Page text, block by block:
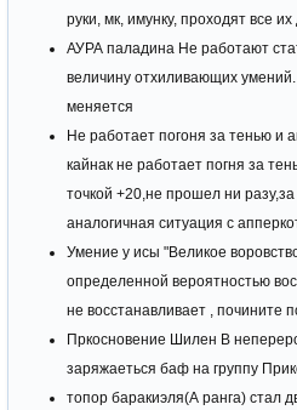
руки, мк, имунку, проходят все
АУРА паладина Не работают
величину отхиливающих
меняется
Не работает погоня за тенью и
кайнак не работает погня за
точкой +20,не прошел ни
аналогичная ситуация с
Умение у исы "Великое
определенной вероятностью
не восстанавливает , почините
Пркосновение Шилен В
заряжаеться баф на группу
топор баракиэля(А ранга) стал